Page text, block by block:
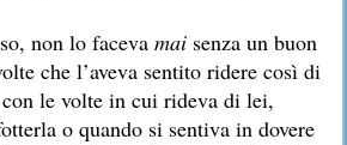
non lo faceva mai senza un buon
che l’aveva sentito ridere così di
le volte in cui rideva di lei,
o quando si sentiva in dovere